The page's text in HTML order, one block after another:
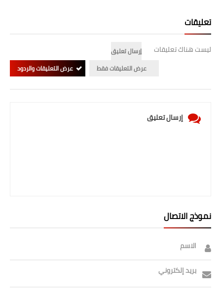
تعليقات
ليست هناك تعليقات
إرسال تعليق
عرض التعليقات فقط
عرض التعليقات والردود
إرسال تعليق
نموذج الاتصال
الاسم
بريد إلكتروني